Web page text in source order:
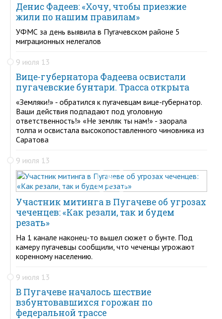
Денис Фадеев: «Хочу, чтобы приезжие
жили по нашим правилам»
УФМС за день выявила в Пугачевском районе 5
миграционных нелегалов
9 июля 13
Вице-губернатора Фадеева освистали
пугачевские бунтари. Трасса открыта
«Земляки!» - обратился к пугачевцам вице-губернатор.
Ваши действия подпадают под уголовную
ответственность!» «Не земляк ты нам!» - заорала
толпа и освистала высокопоставленного чиновника из
Саратова
9 июля 13
Участник митинга в Пугачеве об угрозах
чеченцев: «Как резали, так и будем
резать»
На 1 канале наконец-то вышел сюжет о бунте. Под
камеру пугачевцы сообщили, что чеченцы угрожают
коренному населению.
9 июля 13
В Пугачеве началось шествие
взбунтовавшихся горожан по
федеральной трассе